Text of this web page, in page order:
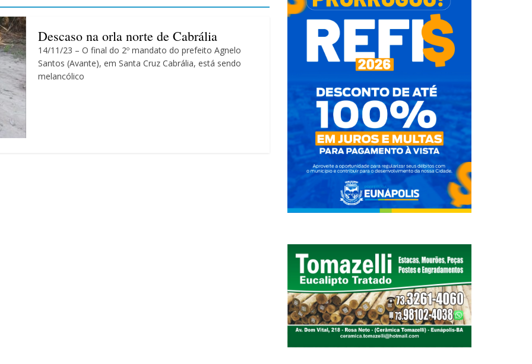
Descaso na orla norte de Cabrália
14/11/23 – O final do 2º mandato do prefeito Agnelo
Santos (Avante), em Santa Cruz Cabrália, está sendo
melancólico